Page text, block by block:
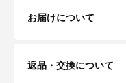
お届けについて
返品・交換について